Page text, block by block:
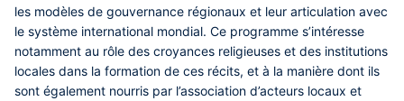
les modèles de gouvernance régionaux et leur articulation avec
le système international mondial. Ce programme s’intéresse
notamment au rôle des croyances religieuses et des institutions
locales dans la formation de ces récits, et à la manière dont ils
sont également nourris par l’association d’acteurs locaux et